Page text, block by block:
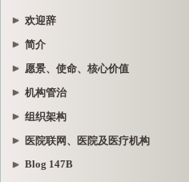
欢迎辞
简介
愿景、使命、核心价值
机构管治
组织架构
医院联网、医院及医疗机构
Blog 147B